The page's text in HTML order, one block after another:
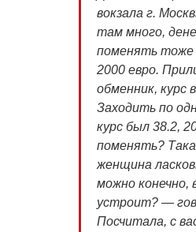
вокзала г.
там много,
поменять
2000 евро.
обменник, курс
Заходить по
курс был 38.2,
поменять?
женщина
можно конечно,
устроит? —
Посчитала, с